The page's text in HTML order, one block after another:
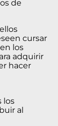
de
cursar
los
adquirir
hacer
los
al